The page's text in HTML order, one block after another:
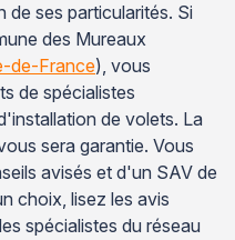
de ses particularités. Si
des Mureaux
de-France), vous
de spécialistes
de volets. La
sera garantie. Vous
avisés et d'un SAV de
choix, lisez les avis
spécialistes du réseau